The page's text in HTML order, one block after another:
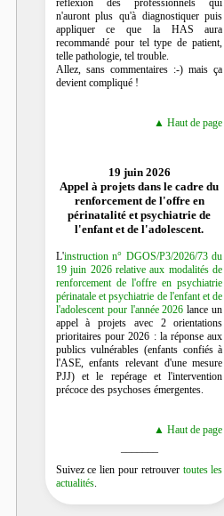
réflexion des professionnels qui
n'auront plus qu'à diagnostiquer puis
appliquer ce que la HAS aura
recommandé pour tel type de patient,
telle pathologie, tel trouble.
Allez, sans commentaires :-) mais ça
devient compliqué !
▲ Haut de page
19 juin 2026
Appel à projets dans le cadre du
renforcement de l'offre en
périnatalité et psychiatrie de
l'enfant et de l'adolescent.
L'instruction n° DGOS/P3/2026/73 du
19 juin 2026 relative aux modalités de
renforcement de l'offre en psychiatrie
périnatale et psychiatrie de l'enfant et de
l'adolescent pour l'année 2026 lance un
appel à projets avec 2 orientations
prioritaires pour 2026 : la réponse aux
publics vulnérables (enfants confiés à
l'ASE, enfants relevant d'une mesure
PJJ) et le repérage et l'intervention
précoce des psychoses émergentes.
▲ Haut de page
Suivez ce lien pour retrouver toutes les
actualités.